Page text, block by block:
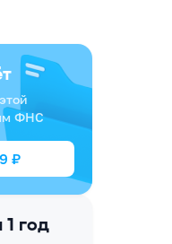
год
ФНС
₽